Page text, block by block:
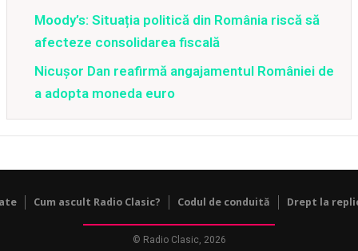
Moody’s: Situația politică din România riscă să
afecteze consolidarea fiscală
Nicușor Dan reafirmă angajamentul României de
a adopta moneda euro
Cum ascult Radio Clasic? Codul de conduită Drept la
© Radio Clasic, 2026